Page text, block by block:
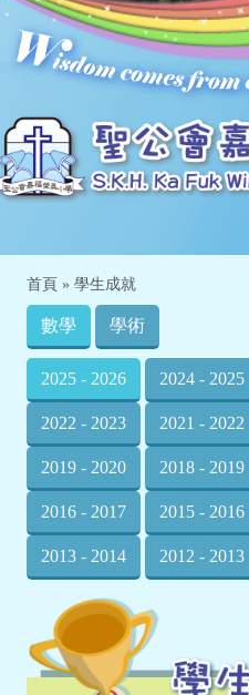
首頁 » 學生成就
數學 學術
2025 - 2026 2024 - 2025
2022 - 2023 2021 - 2022
2019 - 2020 2018 - 2019
2016 - 2017 2015 - 2016
2013 - 2014 2012 - 2013